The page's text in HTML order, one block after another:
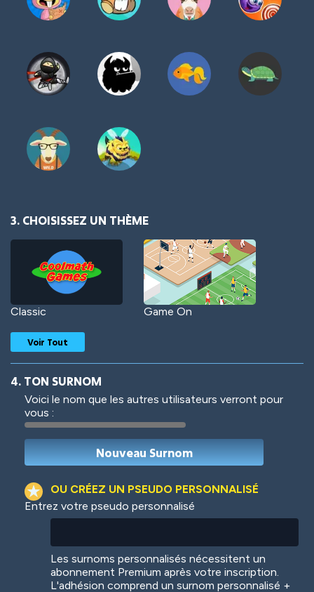
3. CHOISISSEZ UN THÈME
Classic Game On
Woof
Colorful
Voir Tout
4. TON SURNOM
Voici le nom que les autres utilisateurs verront pour
vous :
OU CRÉEZ UN PSEUDO PERSONNALISÉ
Entrez votre pseudo personnalisé
Les surnoms personnalisés nécessitent un
abonnement Premium après votre inscription.
L'adhésion comprend un surnom personnalisé +